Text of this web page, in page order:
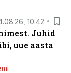
10:42
Juhid
uue aasta